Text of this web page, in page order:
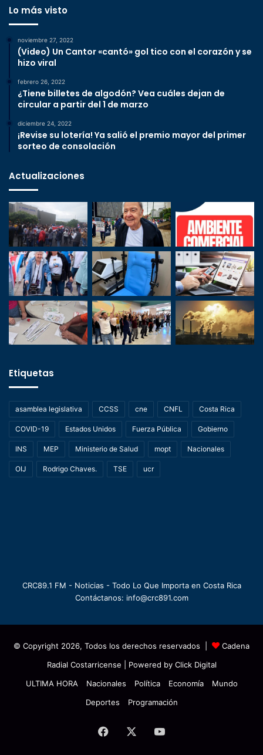
Lo más visto
noviembre 27, 2022
(Video) Un Cantor «cantó» gol tico con el corazón y se
hizo viral
febrero 26, 2022
¿Tiene billetes de algodón? Vea cuáles dejan de
circular a partir del 1 de marzo
diciembre 24, 2022
¡Revise su lotería! Ya salió el premio mayor del primer
sorteo de consolación
Actualizaciones
Etiquetas
asamblea legislativa CCSS cne CNFL Costa Rica
COVID-19 Estados Unidos Fuerza Pública Gobierno
INS MEP Ministerio de Salud mopt Nacionales
OIJ Rodrigo Chaves. TSE ucr
CRC89.1 FM - Noticias - Todo Lo Que Importa en Costa Rica
Contáctanos: info@crc891.com
© Copyright 2026, Todos los derechos reservados |
Cadena
Radial Costarricense | Powered by Click Digital
ULTIMA HORA
Nacionales Política Economía
Mundo
Deportes
Programación
Facebook YouTube